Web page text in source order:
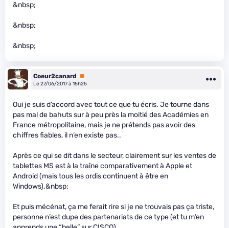
&nbsp;
&nbsp;
&nbsp;
Coeur2canard
Premium
Le 27/06/2017 à 15h25
Oui je suis d’accord avec tout ce que tu écris. Je tourne dans
pas mal de bahuts sur à peu près la moitié des Académies en
France métropolitaine, mais je ne prétends pas avoir des
chiffres fiables, il n’en existe pas..
Après ce qui se dit dans le secteur, clairement sur les ventes de
tablettes MS est à la traîne comparativement à Apple et
Android (mais tous les ordis continuent à être en
Windows).&nbsp;
Et puis mécénat, ça me ferait rire si je ne trouvais pas ça triste,
personne n’est dupe des partenariats de ce type (et tu m’en